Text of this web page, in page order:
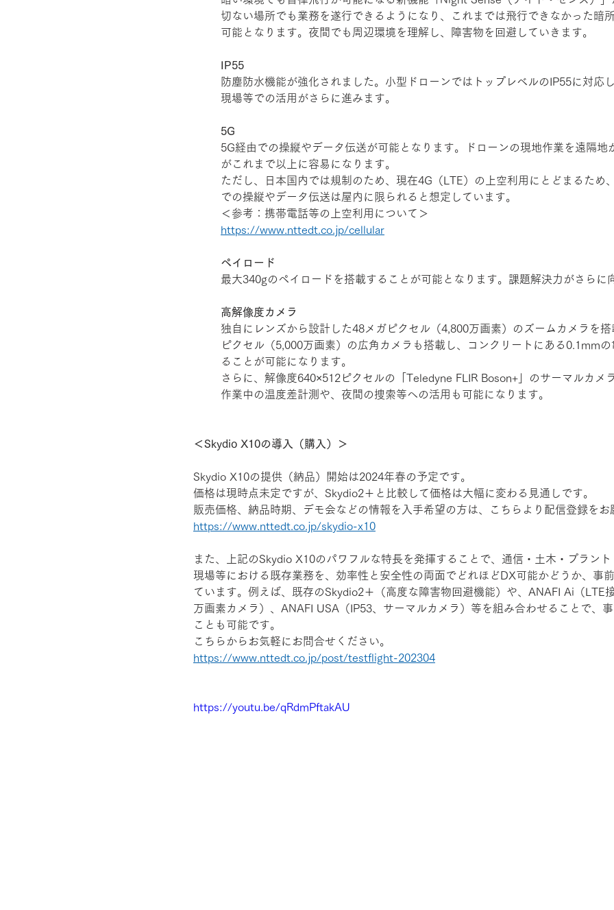
切ない場所でも業務を遂行できるようになり、これまでは飛行できなかった暗
可能となります。夜間でも周辺環境を理解し、障害物を回避していきます。
IP55
防塵防水機能が強化されました。小型ドローンではトップレベルのIP55に対応
現場等での活用がさらに進みます。
5G
5G経由での操縦やデータ伝送が可能となります。ドローンの現地作業を遠隔地
がこれまで以上に容易になります。
ただし、日本国内では規制のため、現在4G（LTE）の上空利用にとどまるため
での操縦やデータ伝送は屋内に限られると想定しています。
＜参考：携帯電話等の上空利用について＞
https://www.nttedt.co.jp/cellular
​ペイロード
最大340gのペイロードを搭載することが可能となります。課題解決力がさらに
高解像度カメラ
独自にレンズから設計した48メガピクセル（4,800万画素）のズームカメラを
ピクセル（5,000万画素）の広角カメラも搭載し、コンクリートにある0.1mm
ることが可能になります。
さらに、解像度640×512ピクセルの「Teledyne FLIR Boson+」のサーマルカメ
作業中の温度差計測や、夜間の捜索等への活用も可能になります。
＜Skydio X10の導入（購入）＞
Skydio X10の提供（納品）開始は2024年春の予定です。
価格は現時点未定ですが、Skydio2＋と比較して価格は大幅に変わる見通しです。
販売価格、納品時期、デモ会などの情報を入手希望の方は、こちらより配信登録をお
https://www.nttedt.co.jp/skydio-x10
また、上記のSkydio X10のパワフルな特長を発揮することで、通信・土木・プラン
現場等における既存業務を、効率性と安全性の両面でどれほどDX可能かどうか、事
ています。例えば、既存のSkydio2＋（高度な障害物回避機能）や、ANAFI Ai（LTE
万画素カメラ）、ANAFI USA（IP53、サーマルカメラ）等を組み合わせることで、
ことも可能です。
こちらからお気軽にお問合せください。
https://www.nttedt.co.jp/post/testflight-202304
https://youtu.be/qRdmPftakAU